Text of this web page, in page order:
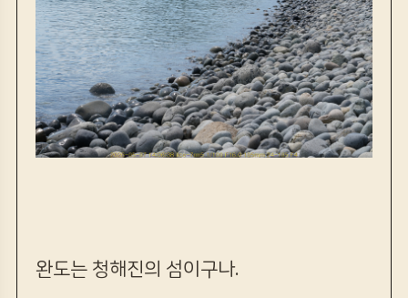
완도는 청해진의 섬이구나.